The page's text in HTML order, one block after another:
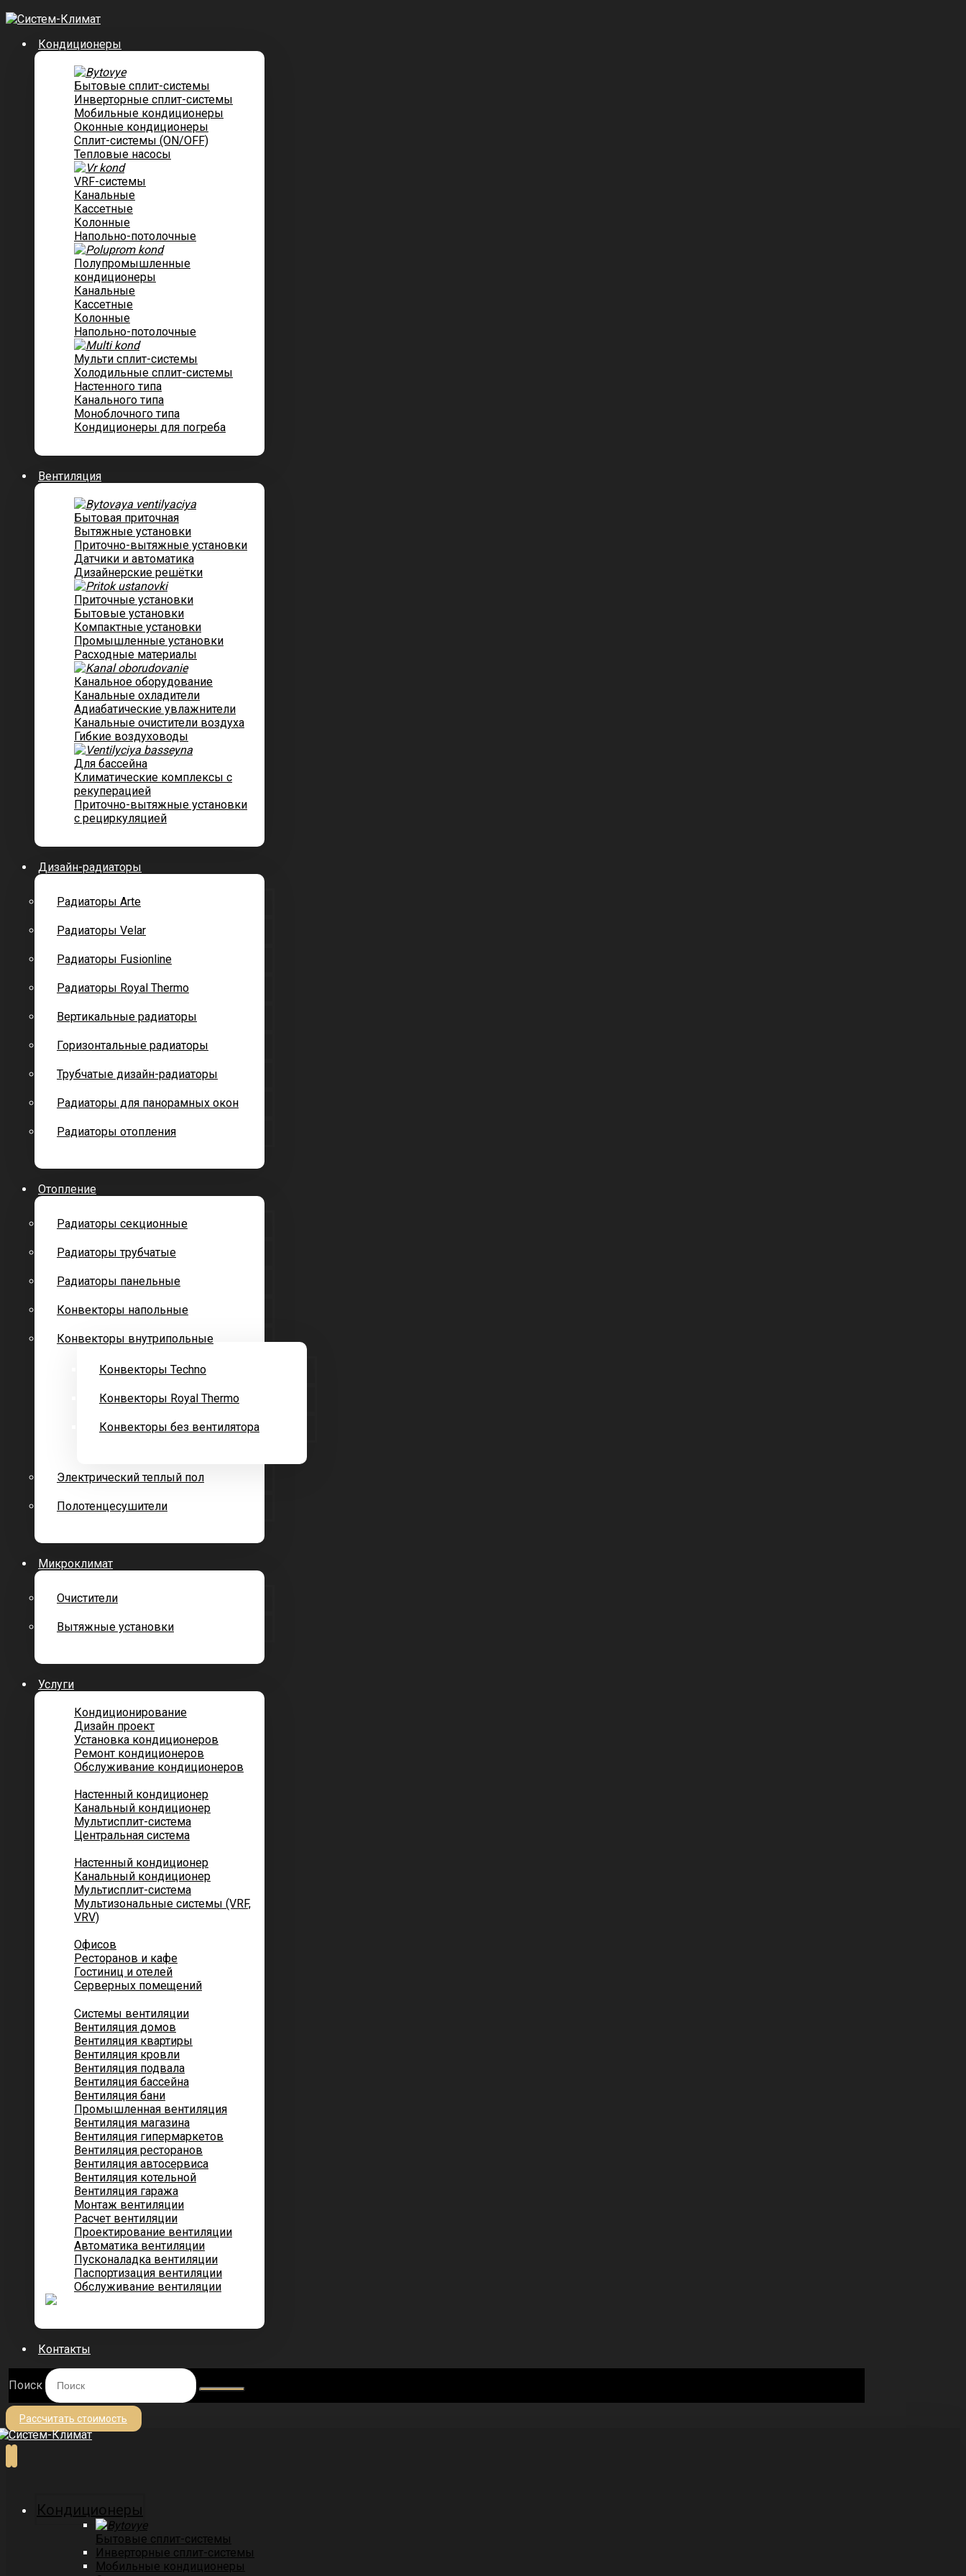
Кондиционеры
Бытовые сплит-системы
Инверторные сплит-системы
Мобильные кондиционеры
Оконные кондиционеры
Сплит-системы (ON/OFF)
Тепловые насосы
VRF-системы
Канальные
Касcетные
Колонные
Напольно-потолочные
Полупромышленные
кондиционеры
Канальные
Кассетные
Колонные
Напольно-потолочные
Мульти сплит-системы
Холодильные сплит-системы
Настенного типа
Канального типа
Моноблочного типа
Кондиционеры для погреба
Вентиляция
Бытовая приточная
Вытяжные установки
Приточно-вытяжные установки
Датчики и автоматика
Дизайнерские решётки
Приточные установки
Бытовые установки
Компактные установки
Промышленные установки
Расходные материалы
Канальное оборудование
Канальные охладители
Адиабатические увлажнители
Канальные очистители воздуха
Гибкие воздуховоды
Для бассейна
Климатические комплексы с
рекуперацией
Приточно-вытяжные установки
с рециркуляцией
Дизайн-радиаторы
Радиаторы Arte
Радиаторы Velar
Радиаторы Fusionline
Радиаторы Royal Thermo
Вертикальные радиаторы
Горизонтальные радиаторы
Трубчатые дизайн-радиаторы
Радиаторы для панорамных окон
Радиаторы отопления
Отопление
Радиаторы секционные
Радиаторы трубчатые
Радиаторы панельные
Конвекторы напольные
Конвекторы внутрипольные
Конвекторы Techno
Конвекторы Royal Thermo
Конвекторы без вентилятора
Электрический теплый пол
Полотенцесушители
Микроклимат
Очистители
Вытяжные установки
Услуги
Кондиционирование
Дизайн проект
Установка кондиционеров
Ремонт кондиционеров
Обслуживание кондиционеров
Настенный кондиционер
Канальный кондиционер
Мультисплит-система
Центральная система
Настенный кондиционер
Канальный кондиционер
Мультисплит-система
Мультизональные системы (VRF,
VRV)
Офисов
Ресторанов и кафе
Гостиниц и отелей
Серверных помещений
Системы вентиляции
Вентиляция домов
Вентиляция квартиры
Вентиляция кровли
Вентиляция подвала
Вентиляция бассейна
Вентиляция бани
Промышленная вентиляция
Вентиляция магазина
Вентиляция гипермаркетов
Вентиляция ресторанов
Вентиляция автосервиса
Вентиляция котельной
Вентиляция гаража
Монтаж вентиляции
Расчет вентиляции
Проектирование вентиляции
Автоматика вентиляции
Пусконаладка вентиляции
Паспортизация вентиляции
Обслуживание вентиляции
Контакты
Поиск
Рассчитать стоимость
Кондиционеры
Бытовые сплит-системы
Инверторные сплит-системы
Мобильные кондиционеры